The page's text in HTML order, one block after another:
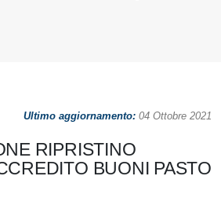
Ultimo aggiornamento: 04 Ottobre 2021
RIPRISTINO
BUONI PASTO